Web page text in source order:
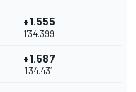
+1.555
1'34.399
+1.587
1'34.431